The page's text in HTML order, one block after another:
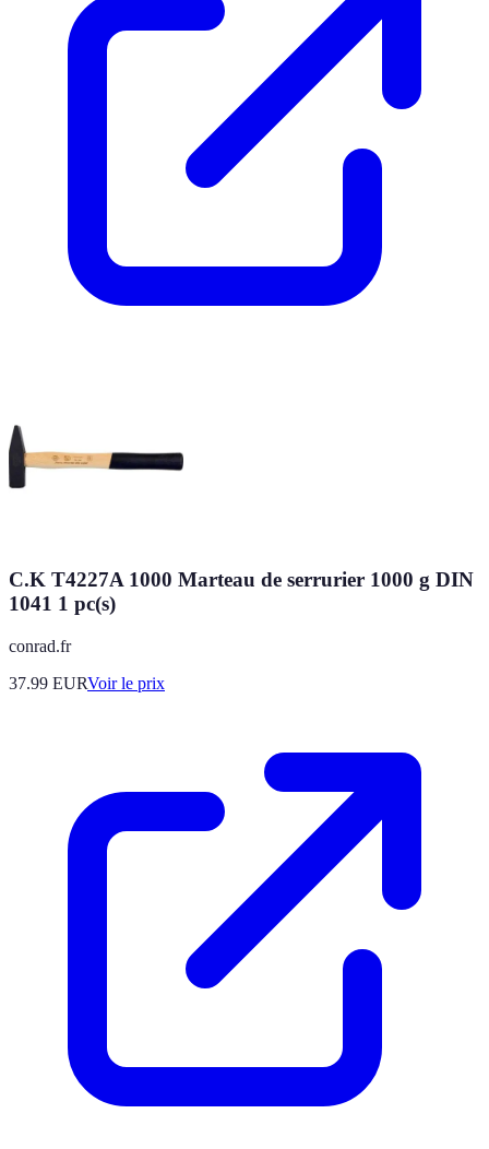
C.K T4227A 1000 Marteau de serrurier 1000 g DIN
1041 1 pc(s)
conrad.fr
37.99 EURVoir le prix